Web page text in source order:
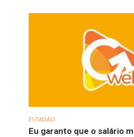
ESTADÃO
Eu garanto que o salário